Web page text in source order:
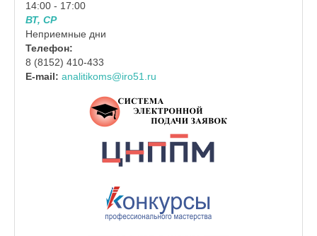
14:00 - 17:00
ВТ, СР
Неприемные дни
Телефон:
8 (8152) 410-433
E-mail: analitikoms@iro51.ru